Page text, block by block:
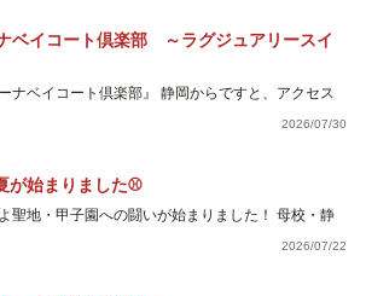
ベイコート倶楽部 ～ラグジュアリースイ
ーナベイコート倶楽部』 静岡からですと、アクセス
2026/07/30
が始まりました⚾
聖地・甲子園への闘いが始まりました！ 母校・静
2026/07/22